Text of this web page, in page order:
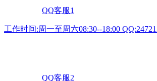
QQ客服1
工作时间:周一至周六08:30--18:00
QQ客服2